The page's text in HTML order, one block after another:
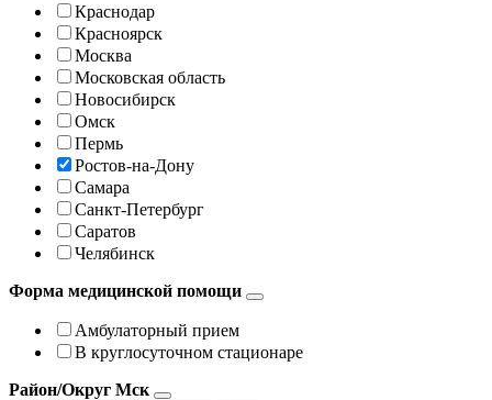
Краснодар
Красноярск
Москва
Московская область
Новосибирск
Омск
Пермь
Ростов-на-Дону
Самара
Санкт-Петербург
Саратов
Челябинск
Форма медицинской помощи
Амбулаторный прием
В круглосуточном стационаре
Район/Округ Мск